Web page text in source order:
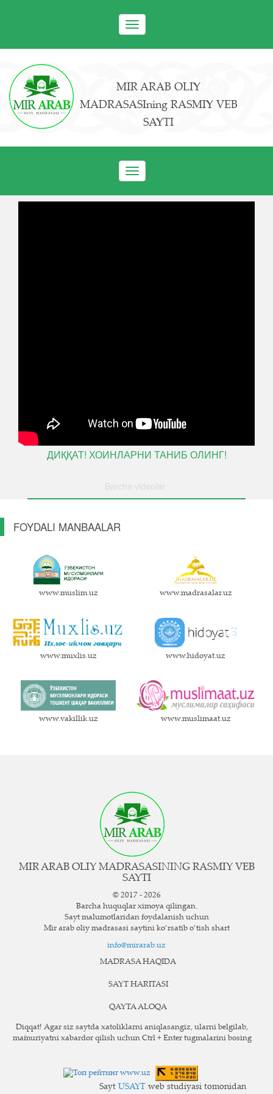
Toggle
navigation
MIR ARAB OLIY
MADRASASIning RASMIY VEB
SAYTI
Toggle
navigation
ДИҚҚАТ! ХОИНЛАРНИ ТАНИБ ОЛИНГ!
Barcha videolar
FOYDALI MANBAALAR
www.muslim.uz www.madrasalar.uz
www.muxlis.uz www.hidoyat.uz
www.vakillik.uz www.muslimaat.uz
MIR ARAB OLIY MADRASASINING RASMIY VEB
SAYTI
© 2017 - 2026
Barcha huquqlar ximoya qilingan.
Sayt ma`lumotlaridan foydalanish uchun
Mir arab oliy madrasasi saytini ko‘rsatib o‘tish shart
info@mirarab.uz
MADRASA HAQIDA
SAYT HARITASI
QAYTA ALOQA
Diqqat! Agar siz saytda xatoliklarni aniqlasangiz, ularni belgilab,
ma`muriyatni xabardor qilish uchun Ctrl + Enter tugmalarini bosing
Sayt USAYT web studiyasi tomonidan